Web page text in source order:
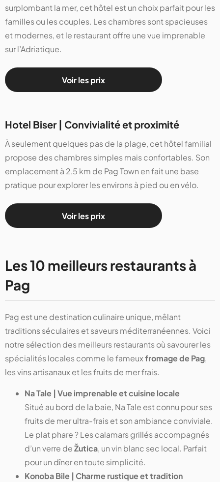
surplombant la mer, cet hôtel est un choix parfait pour les
familles ou les couples. Les chambres sont spacieuses
et modernes, et le restaurant offre une vue imprenable
sur l’Adriatique.
Voir les prix
Hotel Biser | Convivialité et proximité
À seulement quelques pas de la plage, cet hôtel familial
propose des chambres simples mais confortables. Son
emplacement à 2,5 km de Pag Town en fait une base
pratique pour explorer les environs à pied ou en vélo.
Voir les prix
Les 10 meilleurs restaurants à
Pag
Pag est une destination culinaire unique, mêlant
traditions séculaires et saveurs méditerranéennes. Voici
notre sélection des meilleurs restaurants où savourer les
spécialités locales comme le fameuxfromage de Pag,
les vins artisanaux et les fruits de mer frais.
Na Tale | Vue imprenable et cuisine locale
Situé au bord de la baie, Na Tale est connu pour ses
fruits de mer ultra-frais et son ambiance conviviale.
Le plat phare ? Les calamars grillés accompagnés
d’un verre deŽutica, un vin blanc sec local. Parfait
pour un dîner en toute simplicité.
Konoba Bile | Charme rustique et tradition